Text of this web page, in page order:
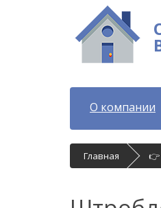
О компании
Главная 👉